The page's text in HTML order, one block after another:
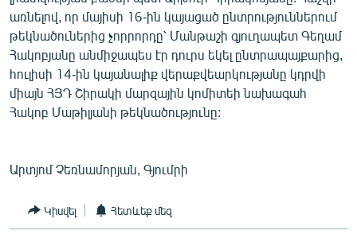
առնելով, որ մայիսի 16-ին կայացած ընտրություններում
թեկնածուներից չորրորդը՝ Մանթաշի գյուղապետ Գեղամ
Հակոբյանը անմիջապես էր դուրս եկել ընտրապայքարից,
հուլիսի 14-ին կայանալիք վերաքվեարկությանը կդրվի
միայն ՀՅԴ Շիրակի մարզային կոմիտեի նախագահ
Հակոբ Մաթիլյանի թեկնածությունը:
Արտյոմ Չեռնամորյան, Գյումրի
Կիսվել Հետևեք մեզ